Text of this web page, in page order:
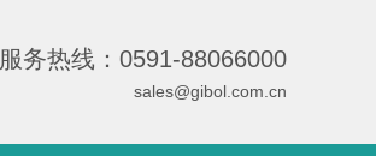
服务热线：0591-88066000
sales@gibol.com.cn